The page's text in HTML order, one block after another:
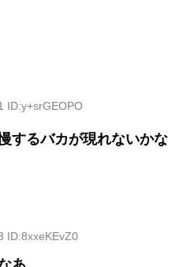
ID:y+srGEOPO
するバカが現れないかな
ID:8xxeKEvZ0